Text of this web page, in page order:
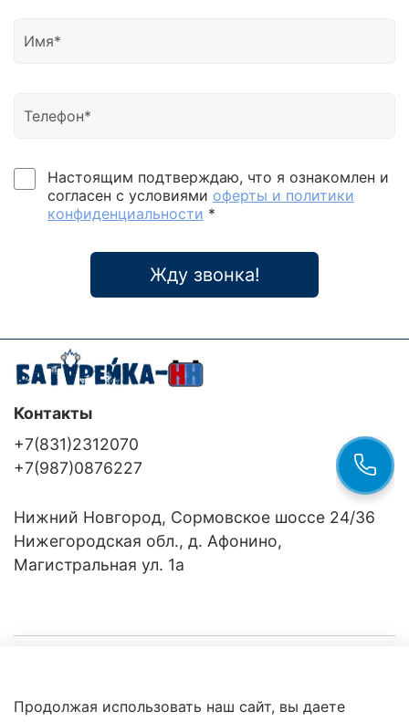
Настоящим подтверждаю, что я ознакомлен и
согласен с условиями оферты и политики
конфиденциальности *
Жду звонка!
Клиентам
Контакты
+7(831)2312070
+7(987)0876227
Нижний Новгород, Сормовское шоссе 24/36
Нижегородская обл., д. Афонино,
Магистральная ул. 1а
Продолжая использовать наш сайт, вы даете